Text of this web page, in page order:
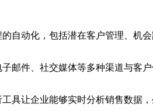
自动化，包括潜在客户管理、机会
子邮件、社交媒体等多种渠道与客
具让企业能够实时分析销售数据